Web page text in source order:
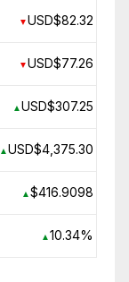
▼USD$82.32
▼USD$77.26
▲USD$307.25
▲USD$4,375.30
▲$416.9098
▲ 10.34%